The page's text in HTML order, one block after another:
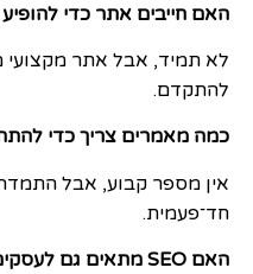
האם חייבים אתר כדי להופיע
לא תמיד, אבל אתר מקצועי
להתקדם.
כמה מאמרים צריך כדי
אין מספר קבוע, אבל
חד־פעמית.
האם SEO מתאים גם לעסקים קטנים?